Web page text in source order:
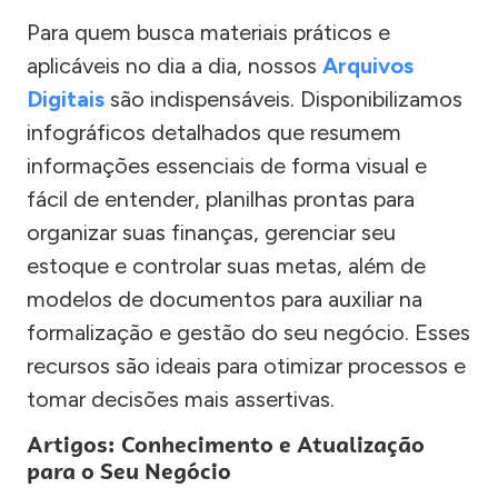
Para quem busca materiais práticos e
aplicáveis no dia a dia, nossos Arquivos
Digitais são indispensáveis. Disponibilizamos
infográficos detalhados que resumem
informações essenciais de forma visual e
fácil de entender, planilhas prontas para
organizar suas finanças, gerenciar seu
estoque e controlar suas metas, além de
modelos de documentos para auxiliar na
formalização e gestão do seu negócio. Esses
recursos são ideais para otimizar processos e
tomar decisões mais assertivas.
Artigos: Conhecimento e Atualização
para o Seu Negócio